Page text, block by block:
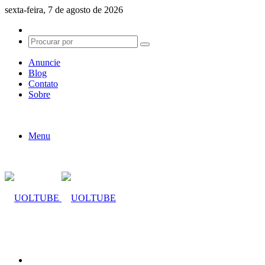
sexta-feira, 7 de agosto de 2026
skin
Procurar
Anuncie
Blog
Contato
Sobre
Menu